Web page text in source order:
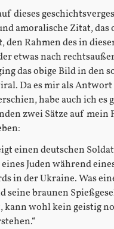
dieses
amoralische Zitat, das
den Rahmen des in
etwas nach
das obige Bild in den
Da es mir als
habe auch ich es
zwei Sätze auf mein
einen deutschen
Juden während
in der Ukraine. Was
seine braunen
kann wohl kein geistig